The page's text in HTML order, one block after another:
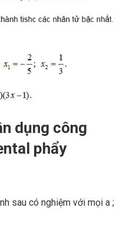
dụng công
phẩy
sau có nghiệm với mọi a ;